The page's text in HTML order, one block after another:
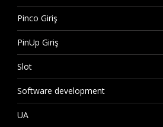
Pinco Giriş
PinUp Giriş
Slot
Software development
UA